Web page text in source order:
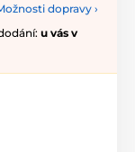
dopravy ›
u vás v